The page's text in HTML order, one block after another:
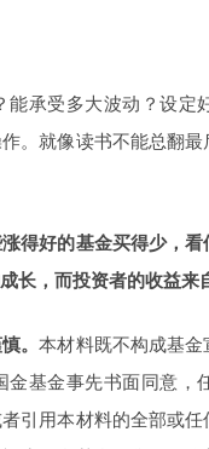
承受多大波动？设定
。就像读书不能总翻
得好的基金买得少，
长，而投资者的收益来
。本材料既不构成基
基金事先书面同意，
引用本材料的全部或